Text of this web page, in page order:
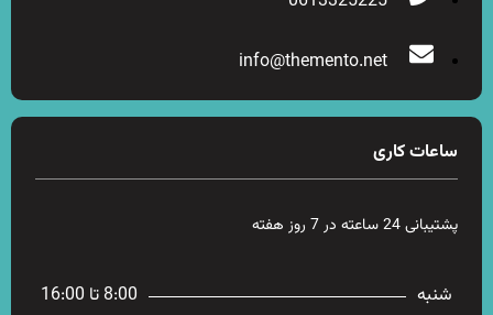
info@themento.net
ساعات کاری
پشتیبانی 24 ساعته در 7 روز هفته
شنبه
8:00 تا 16:00